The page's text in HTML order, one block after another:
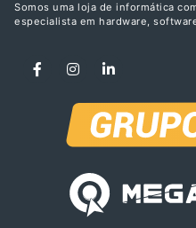
Somos uma loja de informática
especialista em hardware,